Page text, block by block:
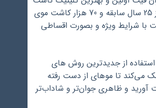
مو در ایران با بیش از 25 سال سابقه و 70 هزار کاشت موی
با شرایط ویژه و بصورت اقساطی
استفاده از جدیدترین روش ‌های
می‌کند تا موهای از دست رفته
آورید و ظاهری جوان‌تر و شاداب‌تر